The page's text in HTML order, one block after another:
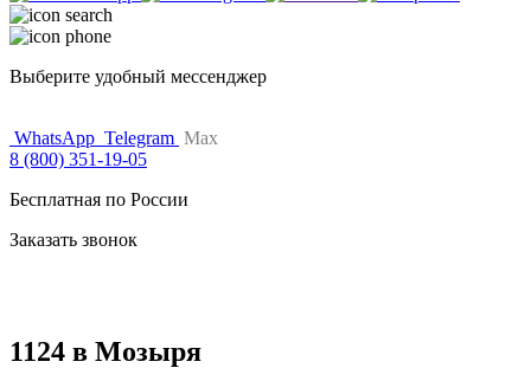
Выберите удобный мессенджер
WhatsApp Telegram Max
8 (800) 351-19-05
Бесплатная по России
Заказать звонок
1124 в Мозыря